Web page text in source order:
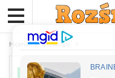
Home Dowcipy
DOWCIPY